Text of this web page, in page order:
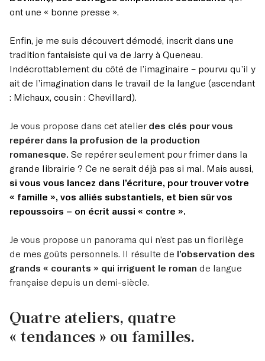
ont une « bonne presse ».
Enfin, je me suis découvert démodé, inscrit dans une
tradition fantaisiste qui va de Jarry à Queneau.
Indécrottablement du côté de l’imaginaire – pourvu qu’il y
ait de l’imagination dans le travail de la langue (ascendant
: Michaux, cousin : Chevillard).
Je vous propose dans cet atelier des clés pour vous
repérer dans la profusion de la production
romanesque. Se repérer seulement pour frimer dans la
grande librairie ? Ce ne serait déjà pas si mal. Mais aussi,
si vous vous lancez dans l’écriture, pour trouver votre
« famille », vos alliés substantiels, et bien sûr vos
repoussoirs – on écrit aussi « contre ».
Je vous propose un panorama qui n’est pas un florilège
de mes goûts personnels. Il résulte de l’observation des
grands « courants » qui irriguent le roman de langue
française depuis un demi-siècle.
Quatre ateliers, quatre
« tendances » ou familles.